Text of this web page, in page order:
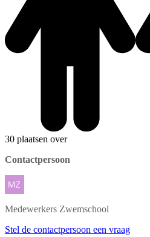
30 plaatsen over
Contactpersoon
Medewerkers Zwemschool
Stel de contactpersoon een vraag